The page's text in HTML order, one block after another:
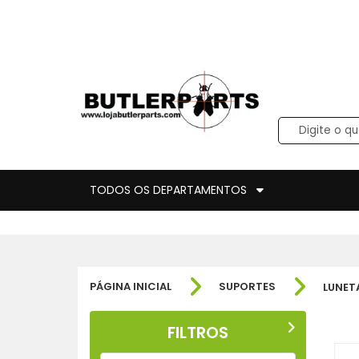
TODOS OS DEPARTAMENTOS
PÁGINA INICIAL SUPORTES
FILTROS